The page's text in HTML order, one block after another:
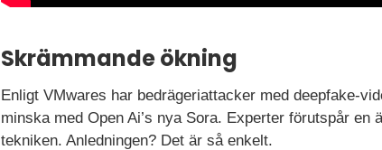
Skrämmande ökning
Enligt VMwares har bedrägeriattacker med deepfake-
minska med Open Ai’s nya Sora. Experter förutspår
tekniken. Anledningen? Det är så enkelt.